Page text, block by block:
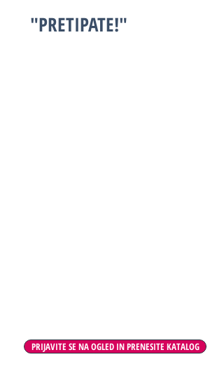
"PRETIPATE!"
PRIJAVITE SE NA OGLED IN PRENESITE KATALOG